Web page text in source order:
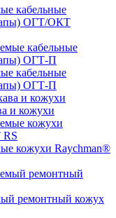
кабельные
ОГТ/ОКТ
кабельные
ОГТ-П
и кожухи
кожухи Raychman®
ремонтный кожух